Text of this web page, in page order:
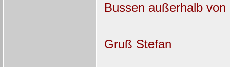
Bussen außerhalb
Gruß Stefan